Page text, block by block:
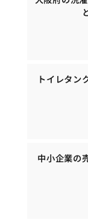
トイレタン
中小企業の